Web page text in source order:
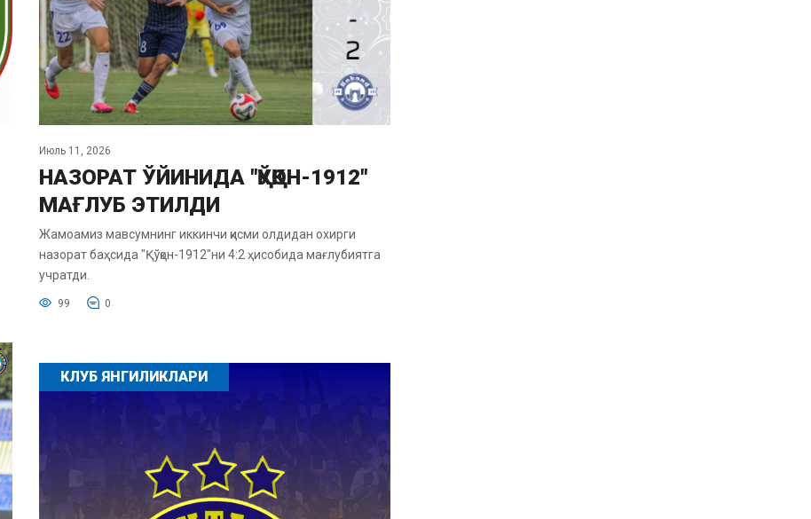
Июль 11, 2026
НАЗОРАТ ЎЙИНИДА "ҚЎҚОН-1912"
МАҒЛУБ ЭТИЛДИ
Жамоамиз мавсумнинг иккинчи қисми олдидан охирги
назорат баҳсида "Қўқон-1912"ни 4:2 ҳисобида мағлубиятга
учратди.
99 0
КЛУБ ЯНГИЛИКЛАРИ